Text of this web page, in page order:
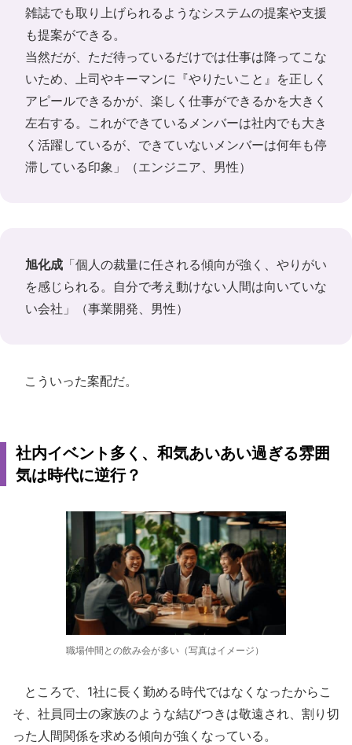
雑誌でも取り上げられるようなシステムの提案や支援
も提案ができる。
当然だが、ただ待っているだけでは仕事は降ってこな
いため、上司やキーマンに『やりたいこと』を正しく
アピールできるかが、楽しく仕事ができるかを大きく
左右する。これができているメンバーは社内でも大き
く活躍しているが、できていないメンバーは何年も停
滞している印象」（エンジニア、男性）
旭化成 「個人の裁量に任される傾向が強く、やりがい
を感じられる。自分で考え動けない人間は向いていな
い会社」（事業開発、男性）
こういった案配だ。
社内イベント多く、和気あいあい過ぎる雰囲
気は時代に逆行？
職場仲間との飲み会が多い（写真はイメージ）
ところで、1社に長く勤める時代ではなくなったからこ
そ、社員同士の家族のような結びつきは敬遠され、割り切
った人間関係を求める傾向が強くなっている。